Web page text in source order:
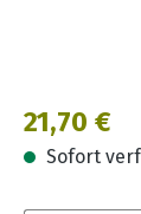
Regulärer
21,70 €
Sofort